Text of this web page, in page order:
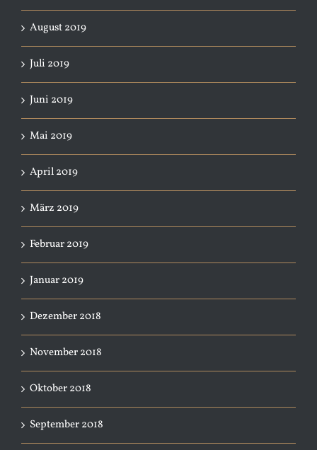
August 2019
Juli 2019
Juni 2019
Mai 2019
April 2019
März 2019
Februar 2019
Januar 2019
Dezember 2018
November 2018
Oktober 2018
September 2018